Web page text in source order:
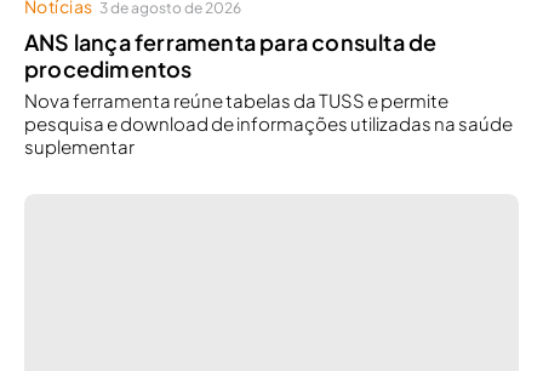
Notícias 3 de agosto de 2026
ANS lança ferramenta para consulta de
procedimentos
Nova ferramenta reúne tabelas da TUSS e permite
pesquisa e download de informações utilizadas na saúde
suplementar